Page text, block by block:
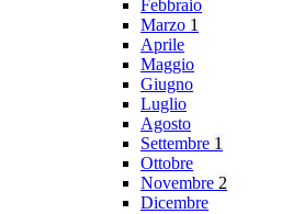
Febbraio
Marzo 1
Aprile
Maggio
Giugno
Luglio
Agosto
Settembre 1
Ottobre
Novembre 2
Dicembre